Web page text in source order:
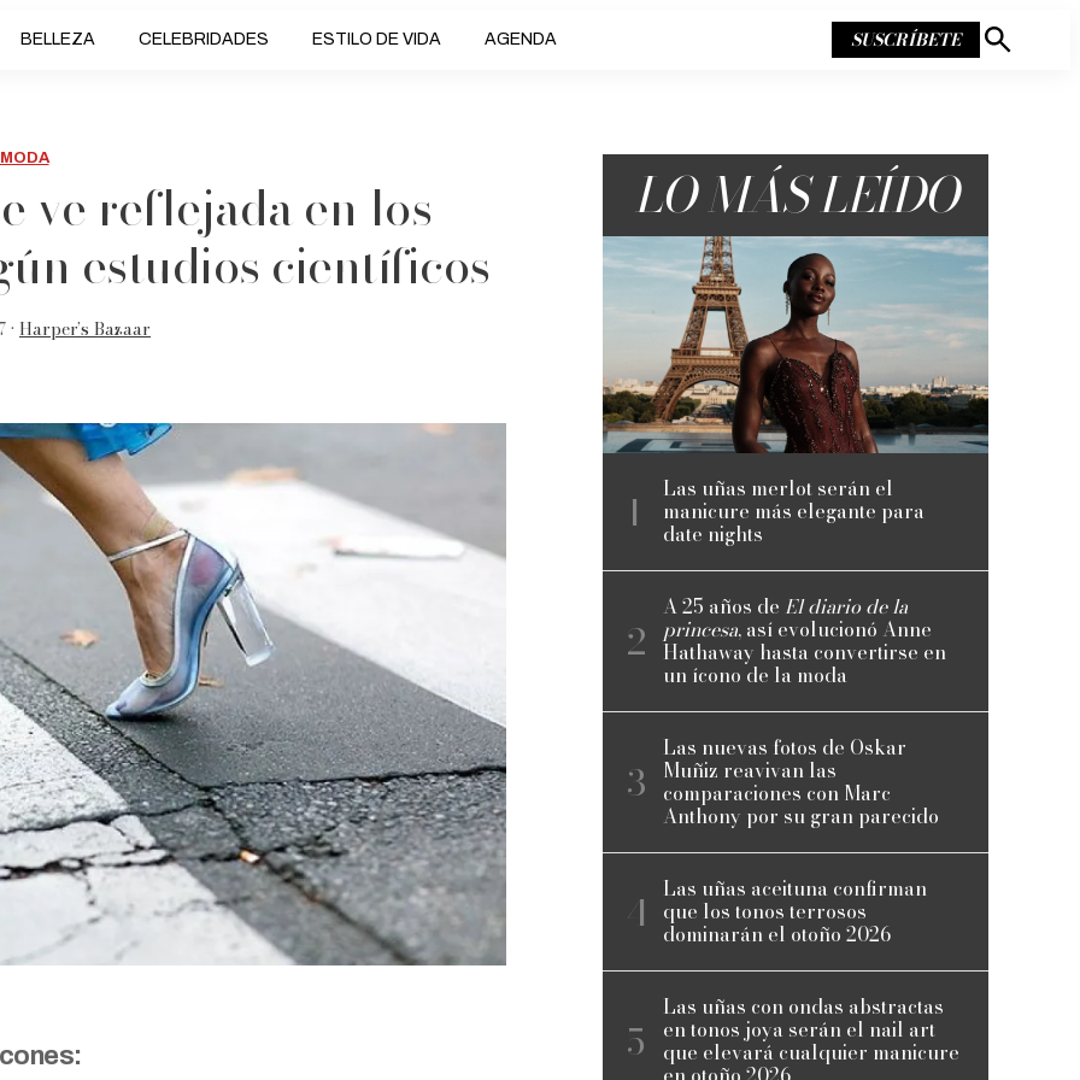
BELLEZA CELEBRIDADES ESTILO DE VIDA AGENDA SUSCRÍBETE
Mostrar
MODA
ve reflejada en los
estudios científicos
Harper’s Bazaar
LO MÁS LEÍDO
Las uñas merlot serán el
manicure más elegante para
date nights
A 25 años de El diario de la
princesa, así evolucionó Anne
Hathaway hasta convertirse en
un ícono de la moda
Las nuevas fotos de Oskar
Muñiz reavivan las
comparaciones con Marc
Anthony por su gran parecido
Las uñas aceituna confirman
que los tonos terrosos
dominarán el otoño 2026
Las uñas con ondas abstractas
en tonos joya serán el nail art
que elevará cualquier manicure